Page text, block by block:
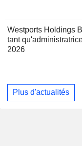
Westports Holdings
tant
2026
Plus d'actualités